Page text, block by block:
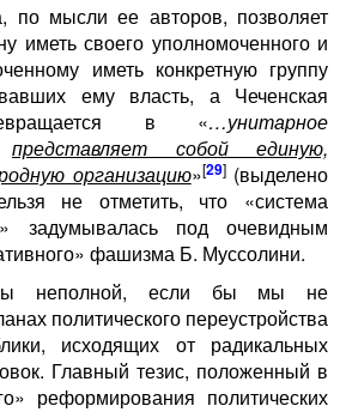
по мысли ее авторов, позволяет
иметь своего уполномоченного и
иметь конкретную группу
ему власть, а Чеченская
в «…унитарное
представляет собой единую,
организацию»[29](выделено
не отметить, что «система
задумывалась под очевидным
фашизма Б. Муссолини.
неполной, если бы мы не
политического переустройства
исходящих от радикальных
Главный тезис, положенный в
реформирования политических